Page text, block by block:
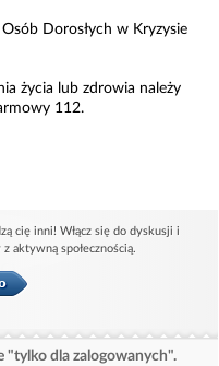
Dorosłych w Kryzysie
życia lub zdrowia należy
112.
cię inni! Włącz się do dyskusji i
aktywną społecznością.
"tylko dla zalogowanych".